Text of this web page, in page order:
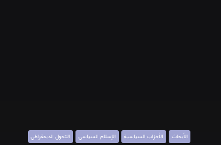
الأبحاث الأحزاب السياسية الإسلام السياسي التحول الديمقراطي